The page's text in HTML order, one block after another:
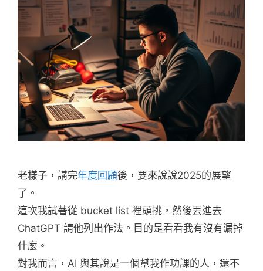
老樣子，講完年度回顧後，要來說說2025的展望
了。
這次我試著從 bucket list 裡頭挑，然後丟進去
ChatGPT 請他列出作法。目的是看看我有沒有漏掉
什麼。
對我而言，AI 與其說是一個幫我作功課的人，還不